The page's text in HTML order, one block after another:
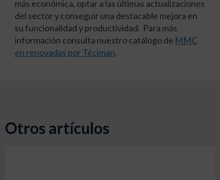
más económica, optar a las últimas actualizaciones
del sector y conseguir una destacable mejora en
su funcionalidad y productividad. Para más
información consulta nuestro catálogo de MMC
en renovadas por Téciman.
Otros artículos